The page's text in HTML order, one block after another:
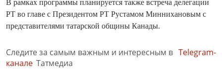
В рамках программы планируется также встреча делегации
РТ во главе с Президентом РТ Рустамом Миннихановым с
представителями татарской общины Канады.
Следите за самым важным и интересным в Telegram-
канале Татмедиа